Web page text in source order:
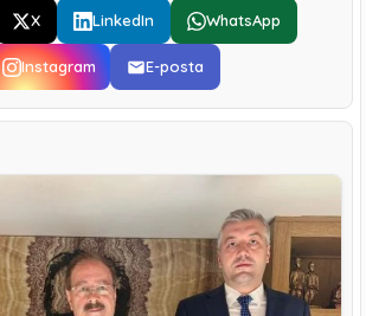
X LinkedIn WhatsApp
Instagram E-posta